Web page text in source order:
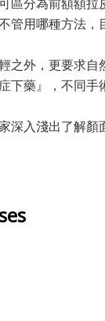
區分為前額額拉
管用哪種方法，
之外，更要求自
下藥』，不同手
深入淺出了解顏